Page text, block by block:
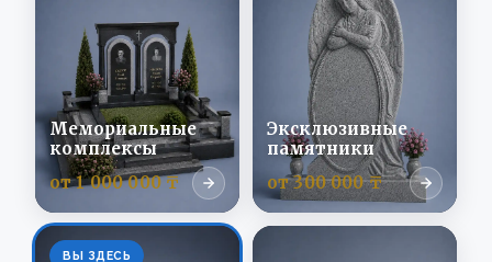
Мемориальные
комплексы
от 1 000 000 ₸
Эксклюзивные
памятники
от 300 000 ₸
ВЫ ЗДЕСЬ